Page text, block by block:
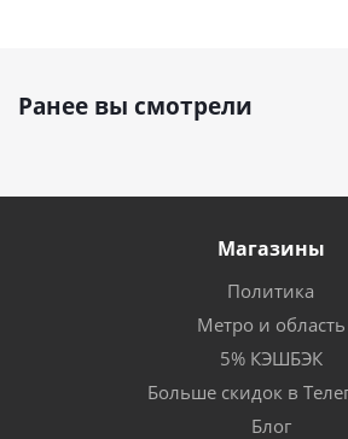
Ранее вы смотрели
Магазины
Политика
Метро и область
5% КЭШБЭК
Больше скидок в
Блог